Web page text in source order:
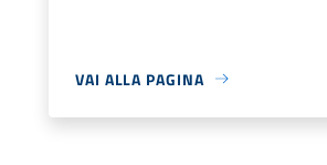
VAI ALLA PAGINA